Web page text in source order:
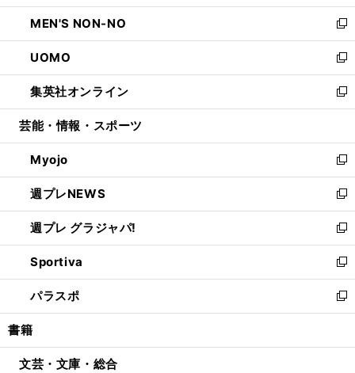
開
く
ウ
で
開
く
ン
ド
ウ
で
開
く
ウ
ィ
ン
ド
ウ
で
開
し
い
ウ
ィ
ン
ド
ウ
開
く
MEN'S NON-NO
新
し
い
ウ
ィ
ン
ウ
で
開
く
UOMO
新
し
い
ウ
ン
ド
ウ
で
開
く
集英社オンライン
新
し
ウ
ィ
ン
ド
ウ
で
開
く
芸能・情報・スポーツ
Myojo
新
し
い
ウ
ィ
ン
ド
ウ
で
開
週プレNEWS
新
し
い
ウ
ィ
ン
ド
ウ
開
週プレ グラジャパ!
新
し
い
ウ
ィ
ン
ウ
Sportiva
新
し
い
ウ
ン
パラスポ
新
し
ウ
書籍
文芸・文庫・総合